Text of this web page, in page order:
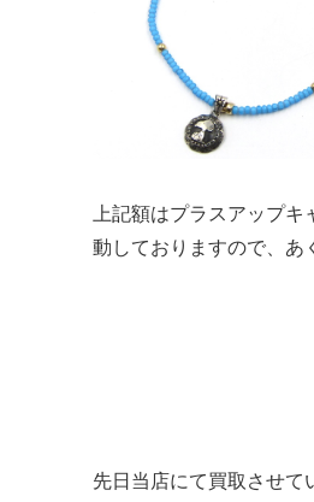
上記額はプラスアップ
動しておりますので、あ
先日当店にて買取させて